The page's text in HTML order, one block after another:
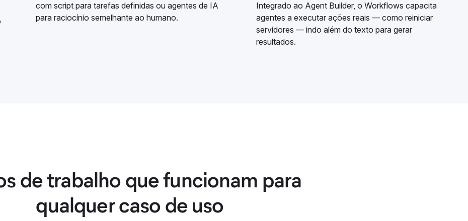
com script para tarefas definidas ou agentes de IA
para raciocínio semelhante ao humano.
Integrado ao Agent Builder, o Workflows capacita
agentes a executar ações reais — como reiniciar
servidores — indo além do texto para gerar
resultados.
de trabalho que funcionam para
qualquer caso de uso